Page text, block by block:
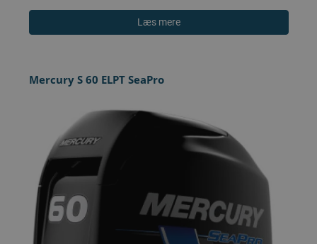
Læs mere
Mercury S 60 ELPT SeaPro